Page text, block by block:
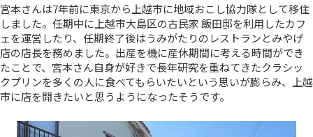
宮本さんは7年前に東京から上越市に地域おこし協力隊として移住
しました。任期中に上越市大島区の古民家 飯田邸を利用したカフ
ェを運営したり、任期終了後はうみがたりのレストランとみやげ
店の店長を務めました。出産を機に産休期間に考える時間ができ
たことで、宮本さん自身が好きで長年研究を重ねてきたクラシッ
クプリンを多くの人に食べてもらいたいという思いが膨らみ、上越
市に店を開きたいと思うようになったそうです。